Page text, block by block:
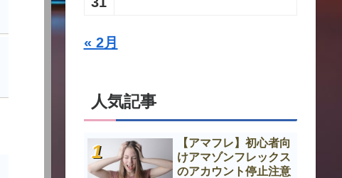
« 2月
人気記事
【アマフレ】初心者向
けアマゾンフレックス
のアカウント停止注意